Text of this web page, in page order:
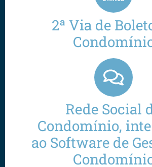
2ª Via de
Rede Social
Condomínio,
ao Software de